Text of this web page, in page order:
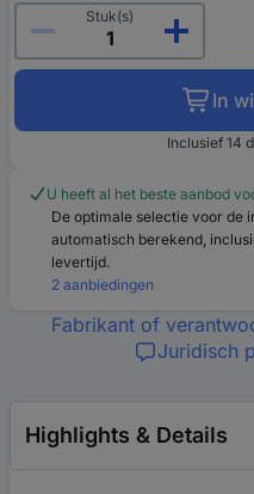
Stuk(s)
In
Inclusief 14
U heeft al het beste aanbod
De optimale selectie voor de
automatisch berekend,
levertijd.
2 aanbiedingen
Fabrikant of
Juridisch
Highlights & Details